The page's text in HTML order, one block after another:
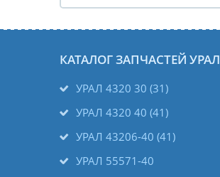
КАТАЛОГ ЗАПЧАСТЕЙ УРАЛ
УРАЛ 4320 30 (31)
УРАЛ 4320 40 (41)
УРАЛ 43206-40 (41)
УРАЛ 55571-40